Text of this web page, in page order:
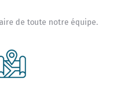
de toute notre équipe.